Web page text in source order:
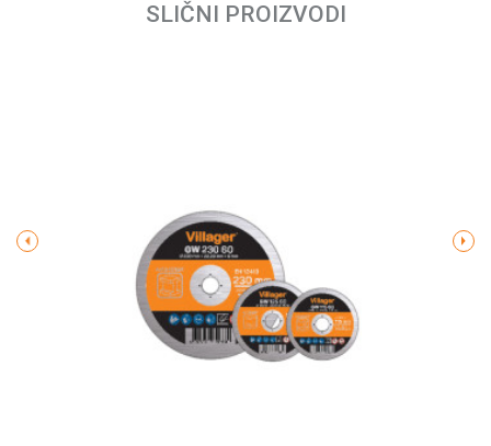
POŠALJI
SLIČNI PROIZVODI